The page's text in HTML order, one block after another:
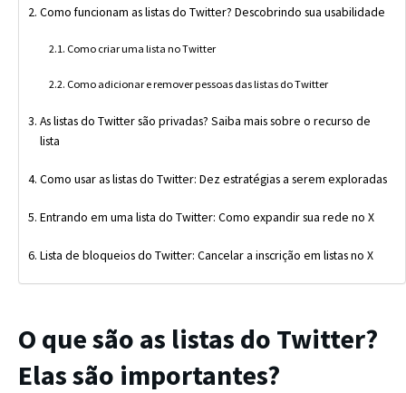
Como funcionam as listas do Twitter? Descobrindo sua usabilidade
Como criar uma lista no Twitter
Como adicionar e remover pessoas das listas do Twitter
As listas do Twitter são privadas? Saiba mais sobre o recurso de
lista
Como usar as listas do Twitter: Dez estratégias a serem exploradas
Entrando em uma lista do Twitter: Como expandir sua rede no X
Lista de bloqueios do Twitter: Cancelar a inscrição em listas no X
O que são as listas do Twitter?
Elas são importantes?